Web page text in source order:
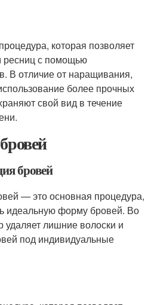
которая позволяет
ресниц с помощью
В отличие от наращивания,
более прочных
свой вид в течение
бровей
— это основная процедура,
идеальную форму бровей. Во
лишние волоски и
под индивидуальные